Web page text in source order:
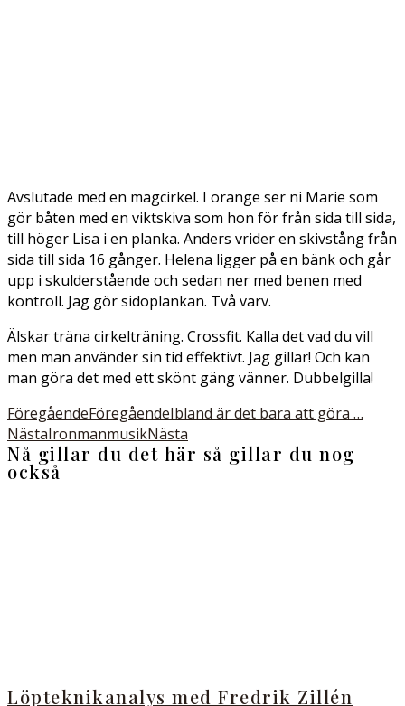
Avslutade med en magcirkel. I orange ser ni Marie som
gör båten med en viktskiva som hon för från sida till sida,
till höger Lisa i en planka. Anders vrider en skivstång från
sida till sida 16 gånger. Helena ligger på en bänk och går
upp i skulderstående och sedan ner med benen med
kontroll. Jag gör sidoplankan. Två varv.
Älskar träna cirkelträning. Crossfit. Kalla det vad du vill
men man använder sin tid effektivt. Jag gillar! Och kan
man göra det med ett skönt gäng vänner. Dubbelgilla!
FöregåendeFöregåendeIbland är det bara att göra …
NästaIronmanmusikNästa
Nå gillar du det här så gillar du nog
också
Löpteknikanalys med Fredrik Zillén